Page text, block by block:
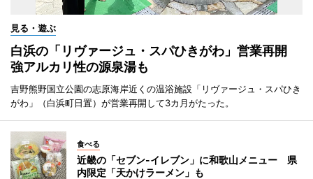
見る・遊ぶ
白浜の「リヴァージュ・スパひきがわ」営業再開
強アルカリ性の源泉湯も
吉野熊野国立公園の志原海岸近くの温浴施設「リヴァージュ・スパひき
がわ」（白浜町日置）が営業再開して3カ月がたった。
食べる
近畿の「セブン-イレブン」に和歌山メニュー 県
内限定「天かけラーメン」も